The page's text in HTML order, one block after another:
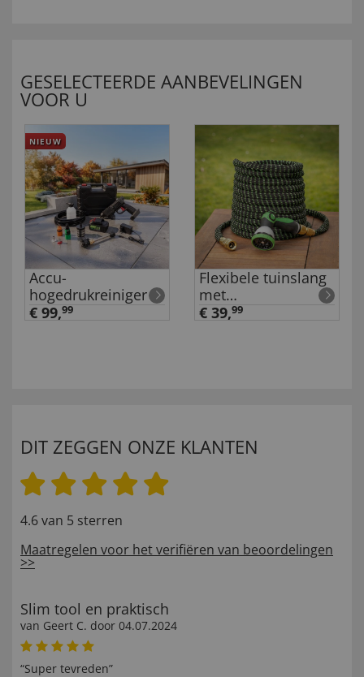
GESELECTEERDE AANBEVELINGEN
VOOR U
NIEUW
Accu-
hogedrukreiniger
€ 99,99
Flexibele tuinslang
met
snelkoppelingen
€ 39,99
DIT ZEGGEN ONZE KLANTEN
4.6 van 5 sterren
Maatregelen voor het verifiëren van beoordelingen
>>
Slim tool en praktisch
van Geert C. door 04.07.2024
“Super tevreden”